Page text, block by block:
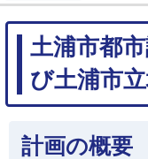
土浦市都
び土浦市
計画の概要